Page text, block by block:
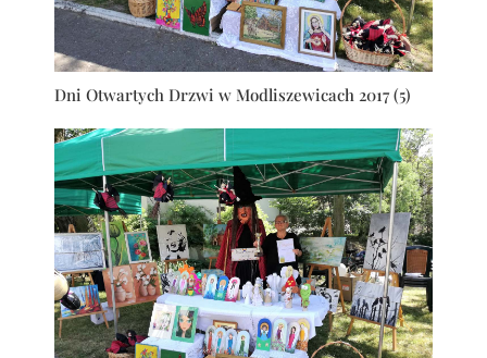
Dni Otwartych Drzwi w Modliszewicach 2017 (5)